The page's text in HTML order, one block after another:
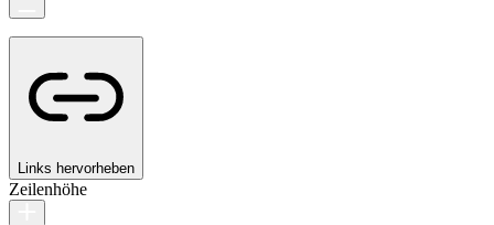
Links hervorheben
Zeilenhöhe